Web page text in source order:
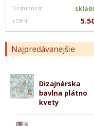
Dostupnosť
s DPH
Najpredávanejšie
Dizajnérska
bavlna plátno
kvety